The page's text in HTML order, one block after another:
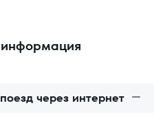
через интернет